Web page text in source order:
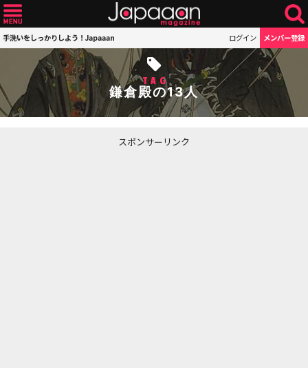
手洗いをしっかりしよう！Japaaan ログイン メンバー登録
TAG
鎌倉殿の13人
スポンサーリンク